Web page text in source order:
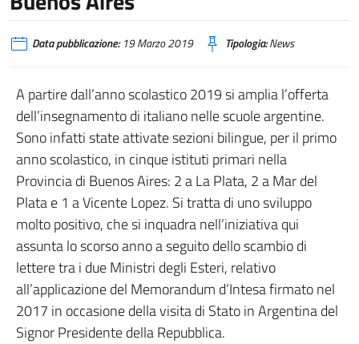
Data pubblicazione:19 Marzo 2019 Tipologia:News
A partire dall’anno scolastico 2019 si amplia l’offerta
dell’insegnamento di italiano nelle scuole argentine.
Sono infatti state attivate sezioni bilingue, per il primo
anno scolastico, in cinque istituti primari nella
Provincia di Buenos Aires: 2 a La Plata, 2 a Mar del
Plata e 1 a Vicente Lopez. Si tratta di uno sviluppo
molto positivo, che si inquadra nell’iniziativa qui
assunta lo scorso anno a seguito dello scambio di
lettere tra i due Ministri degli Esteri, relativo
all’applicazione del Memorandum d’Intesa firmato nel
2017 in occasione della visita di Stato in Argentina del
Signor Presidente della Repubblica.